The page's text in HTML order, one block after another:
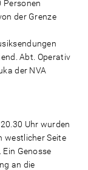
Personen
der Grenze
Abt. Operativ
der NVA
Uhr wurden
westlicher Seite
Genosse
an die